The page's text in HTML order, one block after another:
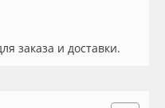
заказа и доставки.